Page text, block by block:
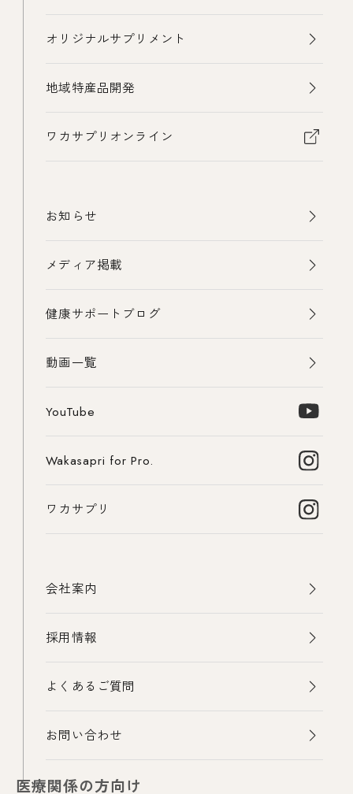
オリジナルサプリメント
地域特産品開発
ワカサプリオンライン
お知らせ
メディア掲載
健康サポートブログ
動画一覧
YouTube
Wakasapri for Pro.
ワカサプリ
会社案内
採用情報
よくあるご質問
お問い合わせ
医療関係の方向け